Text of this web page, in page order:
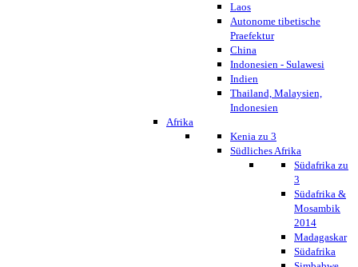
Laos
Autonome tibetische
Praefektur
China
Indonesien - Sulawesi
Indien
Thailand, Malaysien,
Indonesien
Afrika
Kenia zu 3
Südliches Afrika
Südafrika zu
3
Südafrika &
Mosambik
2014
Madagaskar
Südafrika